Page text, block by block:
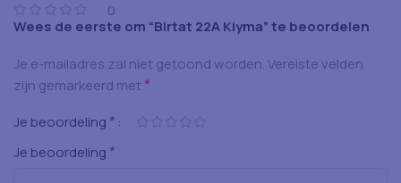
0
Wees de eerste om “Birtat 22A Kiyma” te beoordelen
Je e-mailadres zal niet getoond worden.Vereiste velden
zijn gemarkeerd met *
Je beoordeling *
Je beoordeling *